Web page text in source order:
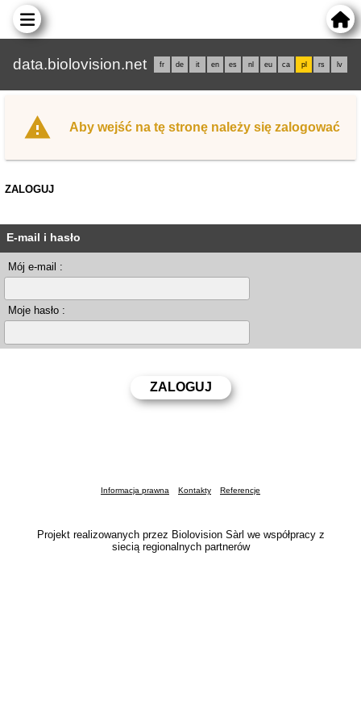
data.biolovision.net fr de it en es nl eu ca pl rs lv
Aby wejść na tę stronę należy się zalogować
ZALOGUJ
E-mail i hasło
Mój e-mail :
Moje hasło :
Informacja prawna Kontakty Referencje
Projekt realizowanych przez Biolovision Sàrl we współpracy z
siecią regionalnych partnerów